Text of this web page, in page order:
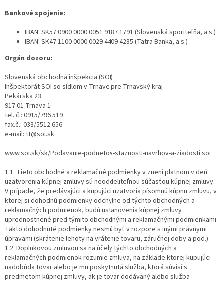
Bankové spojenie:
IBAN: SK57 0900 0000 0051 9187 1791 (Slovenská sporiteľňa, a.s.)
IBAN: SK47 1100 0000 0029 4409 4285 (Tatra Banka, a.s.)
Orgán dozoru:
Slovenská obchodná inšpekcia (SOI)
Inšpektorát SOI so sídlom v Trnave pre Trnavský kraj
Pekárska 23
917 01 Trnava 1
tel. č.: 0915/796 519
fax.č.: 033/5512 656
e-mail: tt@soi.sk
www.soi.sk/sk/Podavanie-podnetov-staznosti-navrhov-a-ziadosti.soi
1.1. Tieto obchodné a reklamačné podmienky v znení platnom v deň
uzatvorenia kúpnej zmluvy sú neoddeliteľnou súčasťou kúpnej zmluvy.
V prípade, že predávajúci a kupujúci uzatvoria písomnú kúpnu zmluvu, v
ktorej si dohodnú podmienky odchylne od týchto obchodných a
reklamačných podmienok, budú ustanovenia kúpnej zmluvy
uprednostnené pred týmito obchodnými a reklamačnými podmienkami.
Takto dohodnuté podmienky nesmú byť v rozpore s inými právnymi
úpravami (skrátenie lehoty na vrátenie tovaru, záručnej doby a pod.)
1.2. Doplnkovou zmluvou sa na účely týchto obchodných a
reklamačných podmienok rozumie zmluva, na základe ktorej kupujúci
nadobúda tovar alebo je mu poskytnutá služba, ktorá súvisí s
predmetom kúpnej zmluvy, ak je tovar dodávaný alebo služba